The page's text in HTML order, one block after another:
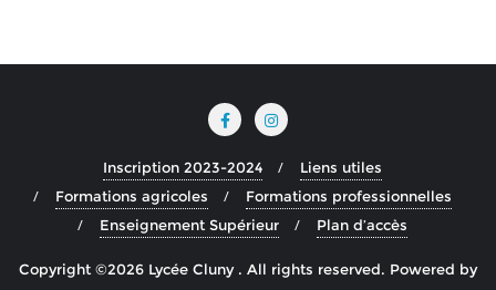
Inscription 2023-2024
Liens utiles
Formations agricoles
Formations professionnelles
Enseignement Supérieur
Plan d’accès
Copyright ©2026 Lycée Cluny . All rights reserved. Powered by